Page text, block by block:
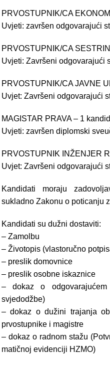
PRVOSTUPNIK/CA
Uvjeti: završen odgovarajući
PRVOSTUPNIK/CA
Uvjeti: Završeni odgovarajući
PRVOSTUPNIK/CA JAVNE
Uvjet: Završeni odgovarajući
MAGISTAR PRAVA – 1
Uvjeti: završen diplomski
PRVOSTUPNIK INŽENJER
Uvjet: Završeni odgovarajući
Kandidati moraju
sukladno Zakonu o poticanju
Kandidati su dužni dostaviti:
– Zamolbu
– Životopis (vlastoručno
– preslik domovnice
– preslik osobne iskaznice
– dokaz o odgovarajućem
svjedodžbe)
– dokaz o dužini trajanja
prvostupnike i magistre
– dokaz o radnom stažu
matičnoj evidenciji HZMO)